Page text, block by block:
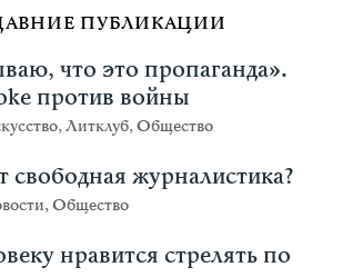
ПУБЛИКАЦИИ
что это пропаганда».
против войны
,Литклуб,Общество
свободная журналистика?
,Общество
нравится стрелять по